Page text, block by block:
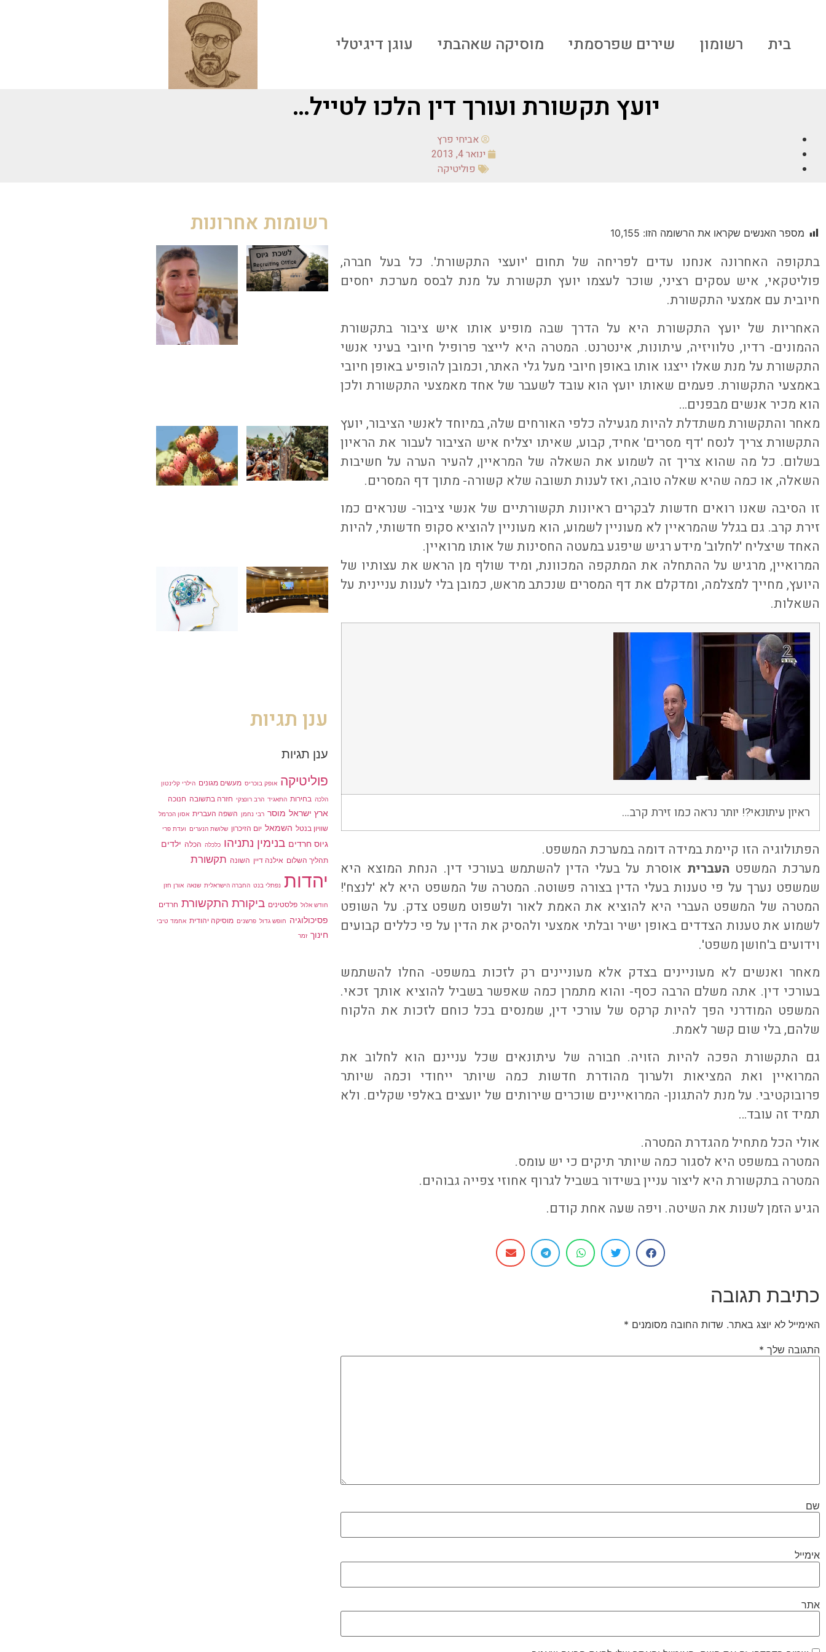
בית רשומון שירים שפרסמתי מוסיקה שאהבתי עוגן דיגיטלי
יועץ תקשורת ועורך דין הלכו לטייל…
אביחי פרץ
ינואר 4, 2013
פוליטיקה
מספר האנשים שקראו את הרשומה הזו: 10,155
בתקופה האחרונה אנחנו עדים לפריחה של תחום 'יועצי התקשורת'. כל בעל חברה,
פוליטקאי, איש עסקים רציני, שוכר לעצמו יועץ תקשורת על מנת לבסס מערכת יחסים
חיובית עם אמצעי התקשורת.
האחריות של יועץ התקשורת היא על הדרך שבה מופיע אותו איש ציבור בתקשורת
ההמונים- רדיו, טלוויזיה, עיתונות, אינטרנט. המטרה היא לייצר פרופיל חיובי בעיני אנשי
התקשורת על מנת שאלו ייצגו אותו באופן חיובי מעל גלי האתר, וכמובן להופיע באופן חיובי
באמצעי התקשורת. פעמים שאותו יועץ הוא עובד לשעבר של אחד מאמצעי התקשורת ולכן
הוא מכיר אנשים מבפנים…
מאחר והתקשורת משתדלת להיות מגעילה כלפי האורחים שלה, במיוחד לאנשי הציבור, יועץ
התקשורת צריך לנסח 'דף מסרים' אחיד, קבוע, שאיתו יצליח איש הציבור לעבור את הראיון
בשלום. כל מה שהוא צריך זה לשמוע את השאלה של המראיין, להעיר הערה על חשיבות
השאלה, או כמה שהיא שאלה טובה, ואז לענות תשובה שלא קשורה- מתוך דף המסרים.
זו הסיבה שאנו רואים חדשות לבקרים ראיונות תקשורתיים של אנשי ציבור- שנראים כמו
זירת קרב. גם בגלל שהמראיין לא מעוניין לשמוע, הוא מעוניין להוציא סקופ חדשותי, להיות
האחד שיצליח 'לחלוב' מידע רגיש שיפגע במעטה החסינות של אותו מרואיין.
המרואיין, מרגיש על ההתחלה את המתקפה המכוונת, ומיד שולף מן הראש את עצותיו של
היועץ, מחייך למצלמה, ומדקלם את דף המסרים שנכתב מראש, כמובן בלי לענות עניינית על
השאלות.
ראיון עיתונאי?! יותר נראה כמו זירת קרב…
הפתולוגיה הזו קיימת במידה דומה במערכת המשפט.
מערכת המשפט העברית אוסרת על בעלי הדין להשתמש בעורכי דין. הנחת המוצא היא
שמשפט נערך על פי טענות בעלי הדין בצורה פשוטה. המטרה של המשפט היא לא 'לנצח'!
המטרה של המשפט העברי היא להוציא את האמת לאור ולשפוט משפט צדק. על השופט
לשמוע את טענות הצדדים באופן ישיר ובלתי אמצעי ולהסיק את הדין על פי כללים קבועים
וידועים ב'חושן משפט'.
מאחר ואנשים לא מעוניינים בצדק אלא מעוניינים רק לזכות במשפט- החלו להשתמש
בעורכי דין. אתה משלם הרבה כסף- והוא מתמרן כמה שאפשר בשביל להוציא אותך זכאי.
המשפט המודרני הפך להיות קרקס של עורכי דין, שמנסים בכל כוחם לזכות את הלקוח
שלהם, בלי שום קשר לאמת.
גם התקשורת הפכה להיות הזויה. חבורה של עיתונאים שכל עניינם הוא לחלוב את
המרואיין ואת המציאות ולערוך מהודרת חדשות כמה שיותר ייחודי וכמה שיותר
פרובוקטיבי. על מנת להתגונן- המרואיינים שוכרים שירותים של יועצים באלפי שקלים. ולא
תמיד זה עובד…
אולי הכל מתחיל מהגדרת המטרה.
המטרה במשפט היא לסגור כמה שיותר תיקים כי יש עומס.
המטרה בתקשורת היא ליצור עניין בשידור בשביל לגרוף אחוזי צפייה גבוהים.
הגיע הזמן לשנות את השיטה. ויפה שעה אחת קודם.
כתיבת תגובה
האימייל לא יוצג באתר. שדות החובה מסומנים *
התגובה שלך *
שם
אימייל
אתר
רשומות אחרונות
ענן תגיות
ענן תגיות
פוליטיקה אופק בוכריס מעשים מגונים הילרי קלינטון
הלכה בחירות התאגיד הרב רונצקי חזרה בתשובה חנוכה
ארץ ישראל מוסר רבי נחמן השפה העברית אסון הכרמל
שוויון בנטל השמאל יום הזיכרון שלושת הנערים ועדת פרי
גיוס חרדים בנימין נתניהו כלכלה הכלה ילדים
תהליך השלום אילנה דיין השונה תקשורת
יהדות נפתלי בנט החברה הישראלית שנאה אורן חזן
חודש אלול פלסטינים ביקורת התקשורת חרדים
פסיכולוגיה חופש גדול פרשנים מוסיקה יהודית אחמד טיבי
חינוך זמר